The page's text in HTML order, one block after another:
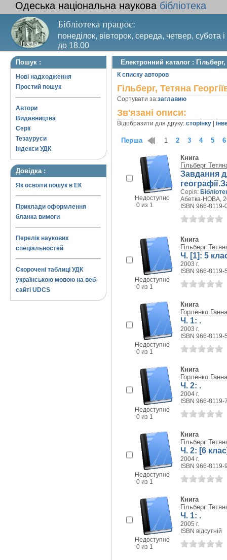
Одеська національна наукова бібліотека
Бібліотека працює:
понеділок, вівторок, середа, четвер, субота
до 18.00
Вихідний день – п’ятниця. Останній четвер
Пошук :
Нові надходження
Простий пошук
Автори
Видавництва
Серії
Тезауруси
Індекси УДК
Довідка :
Як освоїти пошук в ЕК
Приклади оформлення
бланка вимоги
Перелік наукових
спеціальностей
Скорочені таблиці УДК
українською мовою на веб-
сайті UDCS
Електронний каталог : Гільберг,
К списку авторов
Гільберг, Тетяна
Сортувати за:заглавию
Зв'язані описи:
Відобразити для друку: сторінку
Перша 1 2 3 4 5 6
Недоступно
0 из 1
Книга
Гільберг
Завдання
Серія:
Абетка-НОВА,
ISBN 966-8119-
Недоступно
0 из 1
Книга
Гільберг
Ч. [1]: 5
2003 г.
ISBN 966-8119-
Недоступно
0 из 1
Книга
Горленко
Ч. 1: .
2003 г.
ISBN 966-8119-
Недоступно
0 из 1
Книга
Горленко
Ч. 2: .
2004 г.
ISBN 966-8119-
Недоступно
0 из 1
Книга
Гільберг
Ч. 2: [6
2004 г.
ISBN 966-8119-
Недоступно
0 из 1
Книга
Гільберг
Ч. 1: .
2005 г.
ISBN відсутній